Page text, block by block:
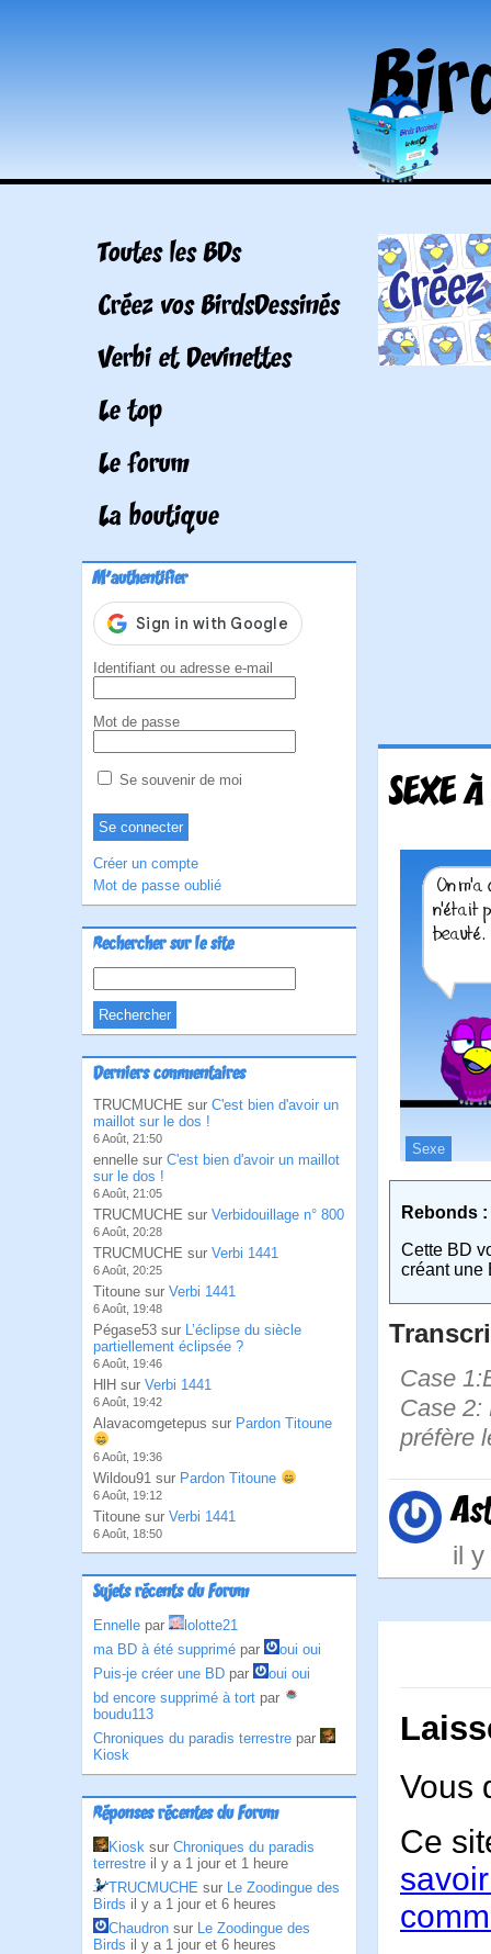
Toutes les BDs
Créez vos BirdsDessinés
Verbi et Devinettes
Le top
Le forum
La boutique
M'authentifier
Identifiant ou adresse e-mail
Mot de passe
Se souvenir de moi
Créer un compte
Mot de passe oublié
Rechercher sur le site
Derniers commentaires
TRUCMUCHE sur C'est bien d'avoir un
maillot sur le dos !
6 Août, 21:50
ennelle sur C'est bien d'avoir un maillot
sur le dos !
6 Août, 21:05
TRUCMUCHE sur Verbidouillage n° 800
6 Août, 20:28
TRUCMUCHE sur Verbi 1441
6 Août, 20:25
Titoune sur Verbi 1441
6 Août, 19:48
Pégase53 sur L’éclipse du siècle
partiellement éclipsée ?
6 Août, 19:46
HlH sur Verbi 1441
6 Août, 19:42
Alavacomgetepus sur Pardon Titoune
6 Août, 19:36
Wildou91 sur Pardon Titoune
6 Août, 19:12
Titoune sur Verbi 1441
6 Août, 18:50
Sujets récents du Forum
Ennelle par
lolotte21
ma BD à été supprimé par
oui oui
Puis-je créer une BD par
oui oui
bd encore supprimé à tort par
boudu113
Chroniques du paradis terrestre par
Kiosk
Réponses récentes du Forum
Kiosk sur Chroniques du paradis
terrestre il y a 1 jour et 1 heure
TRUCMUCHE sur Le Zoodingue des
Birds il y a 1 jour et 6 heures
Chaudron sur Le Zoodingue des
Birds il y a 1 jour et 6 heures
SEXE
Sexe
Rebonds :
Cette BD
créant une
Case
Case 2:
préfère
il
Vous
Ce